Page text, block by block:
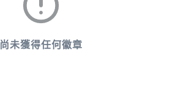
尚未獲得任何徽章